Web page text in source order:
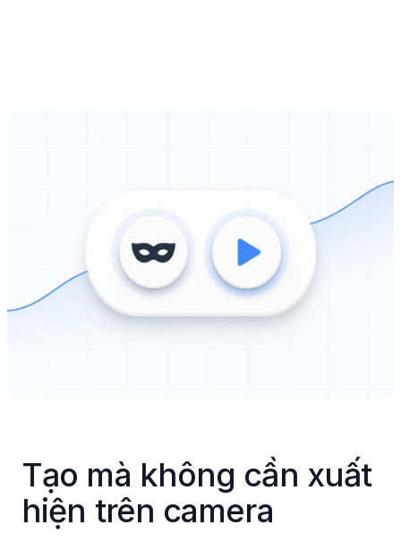
Tạo mà không cần xuất
hiện trên camera